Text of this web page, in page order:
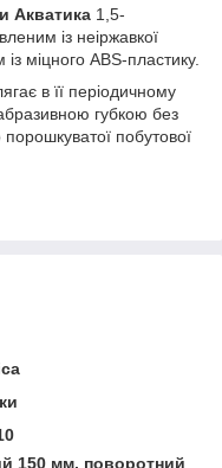
Акватика 1,5-
із неіржавкої
міцного ABS-пластику.
в її періодичному
губкою без
побутової
150 мм, поворотний